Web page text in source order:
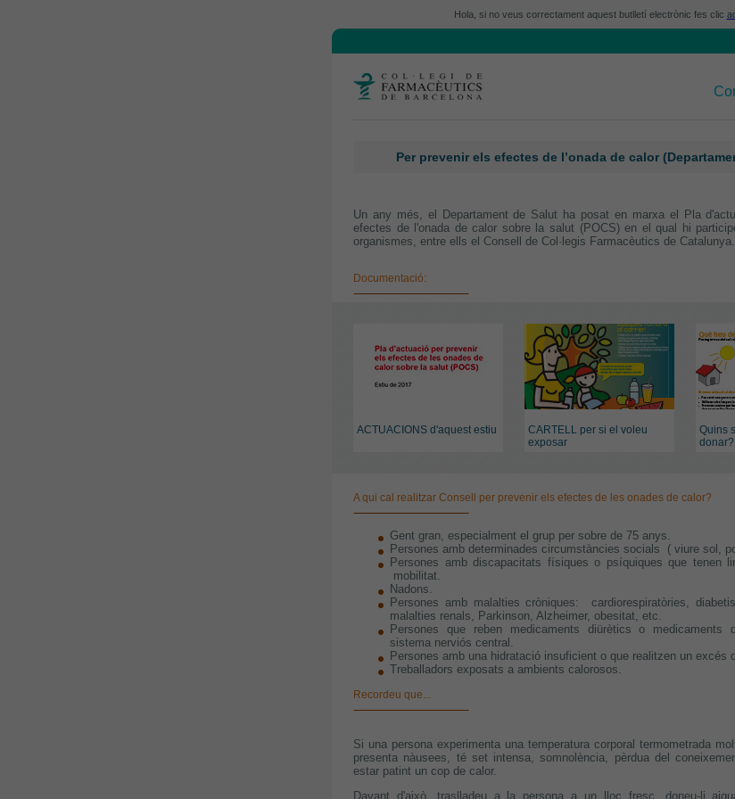
Hola, si no veus correctament aquest butlletí electrònic fes clic
Per prevenir els efectes de l’onada de calor
Un any més, el Departament de Salut ha posat en marxa el Pla
efectes de l'onada de calor sobre la salut (POCS) en el qual hi
organismes, entre ells el Consell de Col·legis Farmacèutics de Catalunya.
Documentació:
ACTUACIONS d'aquest estiu
CARTELL per si el voleu
exposar
Quins
donar?
A qui cal realitzar Consell per prevenir els efectes de les onades de calor?
Gent gran, especialment el grup per sobre de 75 anys.
Persones amb determinades circumstàncies socials ( viure sol,
Persones amb discapacitats físiques o psíquiques que tenen
mobilitat.
Nadons.
Persones amb malalties cròniques: cardiorespiratòries,
malalties renals, Parkinson, Alzheimer, obesitat, etc.
Persones que reben medicaments diürètics o medicaments
sistema nerviós central.
Persones amb una hidratació insuficient o que realitzen un excés
Treballadors exposats a ambients calorosos.
Recordeu que...
Si una persona experimenta una temperatura corporal termometrada
presenta nàusees, té set intensa, somnolència, pèrdua del
estar patint un cop de calor.
Davant d'això, traslladeu a la persona a un lloc fresc, doneu-li